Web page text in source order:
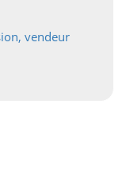
vendeur